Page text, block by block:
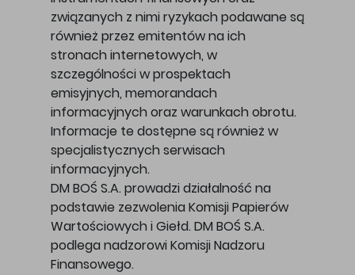
związanych z nimi ryzykach podawane są
również przez emitentów na ich
stronach internetowych, w
szczególności w prospektach
emisyjnych, memorandach
informacyjnych oraz warunkach obrotu.
Informacje te dostępne są również w
specjalistycznych serwisach
informacyjnych.
DM BOŚ S.A. prowadzi działalność na
podstawie zezwolenia Komisji Papierów
Wartościowych i Giełd. DM BOŚ S.A.
podlega nadzorowi Komisji Nadzoru
Finansowego.